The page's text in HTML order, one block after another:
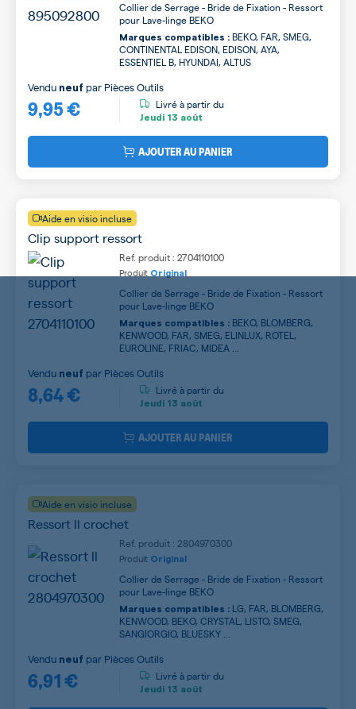
Collier de Serrage - Bride de Fixation - Ressort
pour Lave-linge BEKO
Marques compatibles : BEKO, FAR, SMEG,
CONTINENTAL EDISON, EDISON, AYA,
ESSENTIEL B, HYUNDAI, ALTUS
9,95 €
Vendu neuf par Pièces Outils
Livré à partir du
Jeudi 13 août
AJOUTER AU PANIER
Aide en visio incluse
Clip support ressort
Ref. produit : 2704110100
Produit Original
Collier de Serrage - Bride de Fixation - Ressort
pour Lave-linge BEKO
Marques compatibles : BEKO, BLOMBERG,
KENWOOD, FAR, SMEG, ELINLUX, ROTEL,
EUROLINE, FRIAC, MIDEA ...
8,64 €
Vendu neuf par Pièces Outils
Livré à partir du
Jeudi 13 août
AJOUTER AU PANIER
Aide en visio incluse
Ressort ll crochet
Ref. produit : 2804970300
Produit Original
Collier de Serrage - Bride de Fixation - Ressort
pour Lave-linge BEKO
Marques compatibles : LG, FAR, BLOMBERG,
KENWOOD, BEKO, CRYSTAL, LISTO, SMEG,
SANGIORGIO, BLUESKY ...
6,91 €
Vendu neuf par Pièces Outils
Livré à partir du
Jeudi 13 août